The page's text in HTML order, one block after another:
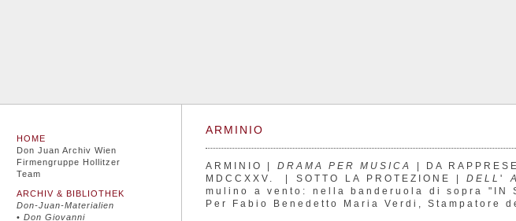
HOME
Don Juan Archiv Wien
Firmengruppe Hollitzer
Team
ARCHIV & BIBLIOTHEK
Don-Juan-Materialien
• Don Giovanni
ARMINIO
ARMINIO DRAMA PER MUSICA
| DA
MDCCXXV. | SOTTO LA PROTEZIONE |DELL'
mulino a vento: nella banderuola di sopra "IN
Per Fabio Benedetto Maria Verdi, Stampatore